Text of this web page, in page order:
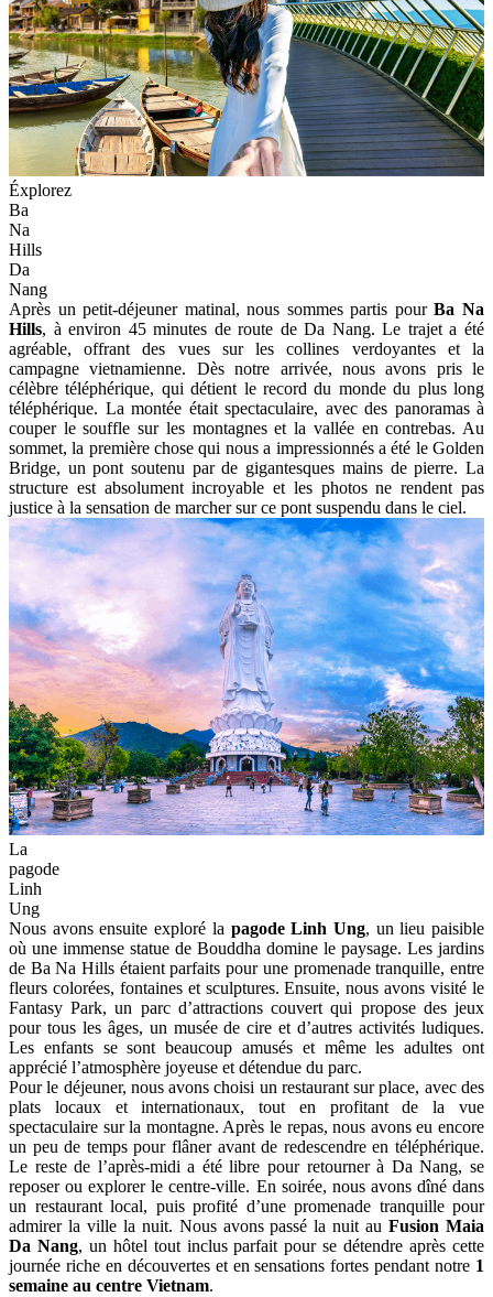
Éxplorez
Ba
Na
Hills
Da
Nang
Après un petit-déjeuner matinal, nous sommes partis pourBa Na
Hills, à environ 45 minutes de route de Da Nang. Le trajet a été
agréable, offrant des vues sur les collines verdoyantes et la
campagne vietnamienne. Dès notre arrivée, nous avons pris le
célèbre téléphérique, qui détient le record du monde du plus long
téléphérique. La montée était spectaculaire, avec des panoramas à
couper le souffle sur les montagnes et la vallée en contrebas. Au
sommet, la première chose qui nous a impressionnés a été le Golden
Bridge, un pont soutenu par de gigantesques mains de pierre. La
structure est absolument incroyable et les photos ne rendent pas
justice à la sensation de marcher sur ce pont suspendu dans le ciel.
La
pagode
Linh
Ung
Nous avons ensuite exploré la pagode Linh Ung, un lieu paisible
où une immense statue de Bouddha domine le paysage. Les jardins
de Ba Na Hills étaient parfaits pour une promenade tranquille, entre
fleurs colorées, fontaines et sculptures. Ensuite, nous avons visité le
Fantasy Park, un parc d’attractions couvert qui propose des jeux
pour tous les âges, un musée de cire et d’autres activités ludiques.
Les enfants se sont beaucoup amusés et même les adultes ont
apprécié l’atmosphère joyeuse et détendue du parc.
Pour le déjeuner, nous avons choisi un restaurant sur place, avec des
plats locaux et internationaux, tout en profitant de la vue
spectaculaire sur la montagne. Après le repas, nous avons eu encore
un peu de temps pour flâner avant de redescendre en téléphérique.
Le reste de l’après-midi a été libre pour retourner à Da Nang, se
reposer ou explorer le centre-ville. En soirée, nous avons dîné dans
un restaurant local, puis profité d’une promenade tranquille pour
admirer la ville la nuit. Nous avons passé la nuit auFusion Maia
Da Nang, un hôtel tout inclus parfait pour se détendre après cette
journée riche en découvertes et en sensations fortes pendant notre 1
semaine au centre Vietnam.